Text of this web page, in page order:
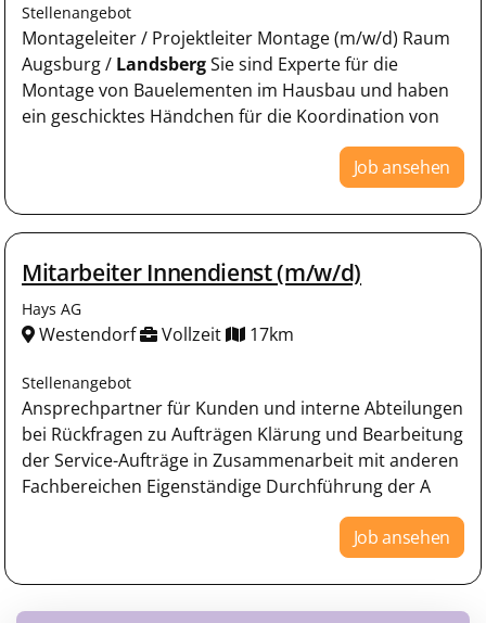
Stellenangebot
Montageleiter / Projektleiter Montage (m/w/d) Raum
Augsburg / LandsbergSie sind Experte für die
Montage von Bauelementen im Hausbau und haben
ein geschicktes Händchen für die Koordination von
Job ansehen
Mitarbeiter Innendienst (m/w/d)
Hays AG
Westendorf Vollzeit 17km
Stellenangebot
Ansprechpartner für Kunden und interne Abteilungen
bei Rückfragen zu Aufträgen Klärung und Bearbeitung
der Service-Aufträge in Zusammenarbeit mit anderen
Fachbereichen Eigenständige Durchführung der A
Job ansehen